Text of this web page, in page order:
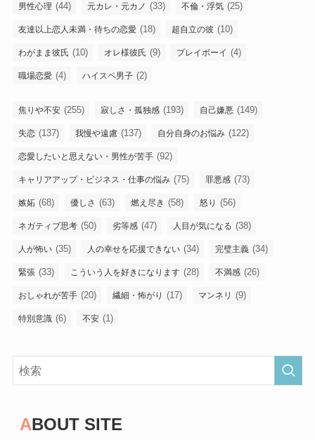
男性心理 (44) 元カレ・元カノ (33) 不倫・浮気 (25)
友達以上恋人未満・待ちの恋愛 (18) 超自立の彼 (10)
わがまま彼氏 (10) オレ様彼氏 (9) プレイボーイ (4)
職場恋愛 (4) ハイスペ男子 (2)
焦りや不安 (255) 寂しさ・孤独感 (193) 自己嫌悪 (149)
失恋 (137) 我慢や遠慮 (137) 自分自身のお悩み (122)
恋愛したいと思えない・男性が苦手 (92)
キャリアアップ・ビジネス・仕事の悩み (75) 罪悪感 (73)
嫉妬 (68) 優しさ (63) 燃え尽き (58) 怒り (56)
ネガティブ思考 (50) 劣等感 (47) 人目が気になる (38)
人が怖い (35) 人の幸せを応援できない (34) 完璧主義 (34)
緊張 (33) こういう人を好きになります (28) 不満感 (26)
おしゃれが苦手 (20) 繊細・怖がり (17) マンネリ (9)
特別意識 (6) 不安 (1)
ABOUT SITE